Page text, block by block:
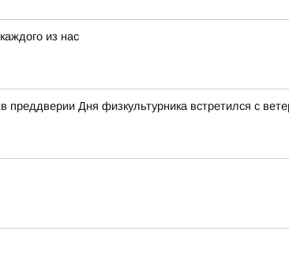
из нас
Дня физкультурника встретился с